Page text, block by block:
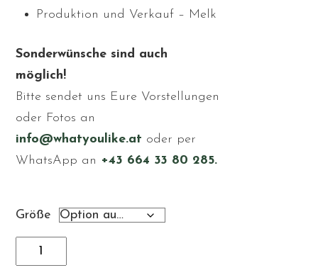
Produktion und Verkauf – Melk
Sonderwünsche sind auch
möglich!
Bitte sendet uns Eure Vorstellungen
oder Fotos an
info@whatyoulike.at oder per
WhatsApp an +43 664 33 80 285.
Größe
Kaffeeliebhaberin
Menge